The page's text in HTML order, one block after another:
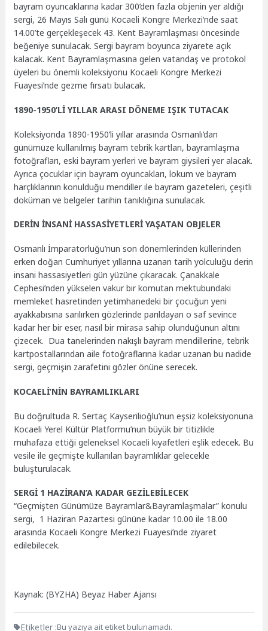
bayram oyuncaklarına kadar 300’den fazla objenin yer aldığı
sergi, 26 Mayıs Salı günü Kocaeli Kongre Merkezi’nde saat
14.00’te gerçekleşecek 43. Kent Bayramlaşması öncesinde
beğeniye sunulacak. Sergi bayram boyunca ziyarete açık
kalacak. Kent Bayramlaşmasına gelen vatandaş ve protokol
üyeleri bu önemli koleksiyonu Kocaeli Kongre Merkezi
Fuayesi’nde gezme fırsatı bulacak.
1890-1950’Lİ YILLAR ARASI DÖNEME IŞIK TUTACAK
Koleksiyonda 1890-1950’li yıllar arasında Osmanlı’dan
günümüze kullanılmış bayram tebrik kartları, bayramlaşma
fotoğrafları, eski bayram yerleri ve bayram giysileri yer alacak.
Ayrıca çocuklar için bayram oyuncakları, lokum ve bayram
harçlıklarının konulduğu mendiller ile bayram gazeteleri, çeşitli
doküman ve belgeler tarihin tanıklığına sunulacak.
DERİN İNSANİ HASSASİYETLERİ YAŞATAN OBJELER
Osmanlı İmparatorluğu’nun son dönemlerinden küllerinden
erken doğan Cumhuriyet yıllarına uzanan tarih yolculuğu derin
insani hassasiyetleri gün yüzüne çıkaracak. Çanakkale
Cephesi’nden yükselen vakur bir komutan mektubundaki
memleket hasretinden yetimhanedeki bir çocuğun yeni
ayakkabısına sarılırken gözlerinde parıldayan o saf sevince
kadar her bir eser, nasıl bir mirasa sahip olunduğunun altını
çizecek. Dua tanelerinden nakışlı bayram mendillerine, tebrik
kartpostallarından aile fotoğraflarına kadar uzanan bu nadide
sergi, geçmişin zarafetini gözler önüne serecek.
KOCAELİ’NİN BAYRAMLIKLARI
Bu doğrultuda R. Sertaç Kayserilioğlu’nun eşsiz koleksiyonuna
Kocaeli Yerel Kültür Platformu’nun büyük bir titizlikle
muhafaza ettiği geleneksel Kocaeli kıyafetleri eşlik edecek. Bu
vesile ile geçmişte kullanılan bayramlıklar gelecekle
buluşturulacak.
SERGİ 1 HAZİRAN’A KADAR GEZİLEBİLECEK
“Geçmişten Günümüze Bayramlar&Bayramlaşmalar” konulu
sergi, 1 Haziran Pazartesi gününe kadar 10.00 ile 18.00
arasında Kocaeli Kongre Merkezi Fuayesi’nde ziyaret
edilebilecek.
Kaynak: (BYZHA) Beyaz Haber Ajansı
Etiketler :Bu yazıya ait etiket bulunamadı.